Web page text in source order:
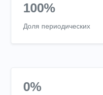
100%
Доля периодических
0%